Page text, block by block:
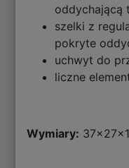
oddychającą
szelki z
pokryte
uchwyt do
liczne
Wymiary: